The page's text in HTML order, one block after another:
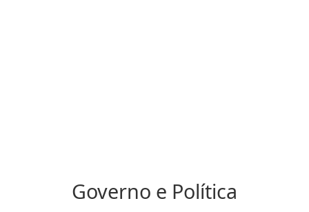
Governo e Política